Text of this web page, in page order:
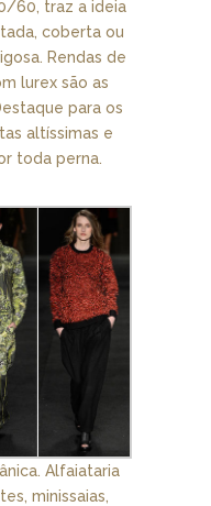
60, traz a ideia
coberta ou
Rendas de
lurex são as
para os
altíssimas e
toda perna.
Alfaiataria
minissaias,